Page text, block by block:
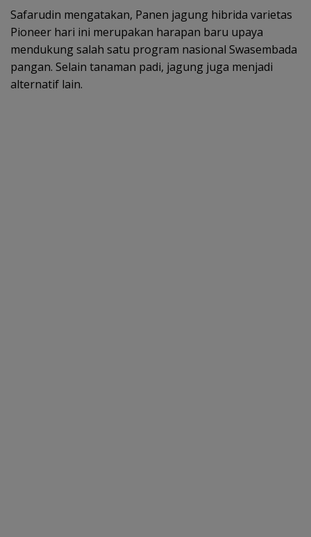
Safarudin mengatakan, Panen jagung hibrida varietas
Pioneer hari ini merupakan harapan baru upaya
mendukung salah satu program nasional Swasembada
pangan. Selain tanaman padi, jagung juga menjadi
alternatif lain.